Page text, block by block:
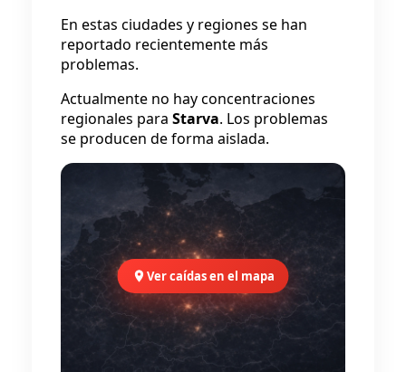
En estas ciudades y regiones se han
reportado recientemente más
problemas.
Actualmente no hay concentraciones
regionales para Starva. Los problemas
se producen de forma aislada.
Ver caídas en el mapa